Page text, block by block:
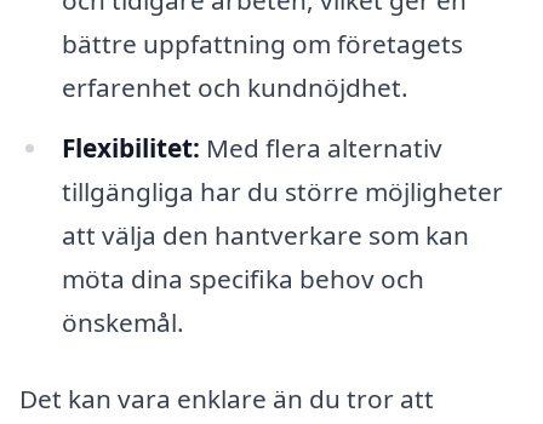
bättre uppfattning om företagets
erfarenhet och kundnöjdhet.
Flexibilitet: Med flera alternativ
tillgängliga har du större möjligheter
att välja den hantverkare som kan
möta dina specifika behov och
önskemål.
Det kan vara enklare än du tror att